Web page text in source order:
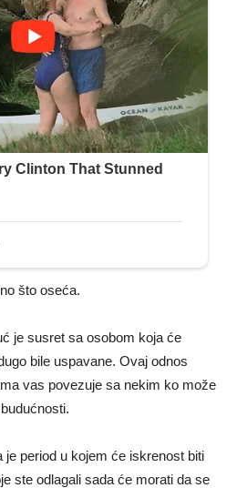
što oseća.
je susret sa osobom koja će
bile uspavane. Ovaj odnos
vas povezuje sa nekim ko može
period u kojem će iskrenost biti
ste odlagali sada će morati da se